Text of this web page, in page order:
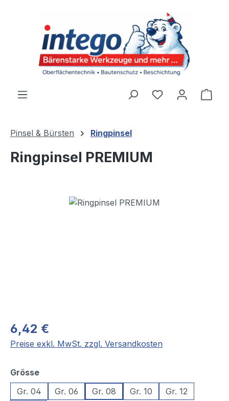
Du hast 0
Pinsel & Bürsten Ringpinsel
Ringpinsel PREMIUM
Bildergalerie überspringen
6,42 €
Preise exkl. MwSt. zzgl. Versandkosten
Grösseauswählen
Gr. 04
Gr. 06 Gr. 08 Gr. 10
Gr. 12